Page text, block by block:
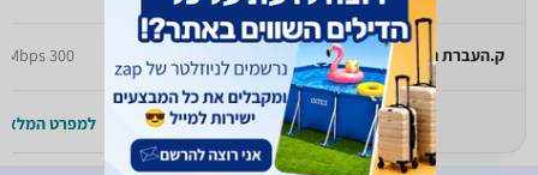
ק.העברת נתונים יעודכן בקרוב
למפרט המלא >>
300 Mbps
למפרט המלא